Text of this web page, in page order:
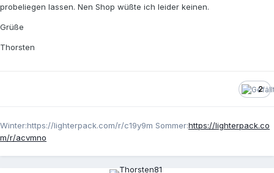
probeliegen lassen. Nen Shop wüßte ich leider keinen.
Grüße
Thorsten
2
Winter:https://lighterpack.com/r/c19y9m Sommer:https://lighterpack.co
m/r/acvmno